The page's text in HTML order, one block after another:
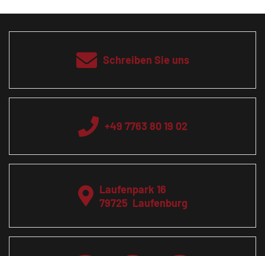
Schreiben Sie uns
+49 7763 80 19 02
Laufenpark 16
79725 Laufenburg